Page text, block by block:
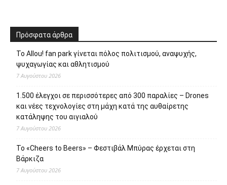
Πρόσφατα άρθρα
Το Allou! fan park γίνεται πόλος πολιτισμού, αναψυχής,
ψυχαγωγίας και αθλητισμού
7 Αυγούστου 2026
1.500 έλεγχοι σε περισσότερες από 300 παραλίες – Drones
και νέες τεχνολογίες στη μάχη κατά της αυθαίρετης
κατάληψης του αιγιαλού
7 Αυγούστου 2026
Το «Cheers to Beers» – Φεστιβάλ Μπύρας έρχεται στη
Βάρκιζα
7 Αυγούστου 2026